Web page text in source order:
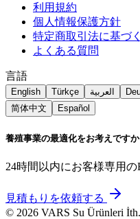
利用規約
個人情報保護方針
特定商取引法に基づ
よくある質問
言語
English Türkçe العربية
简体中文
Español
養殖事業の最適化をお考えですか
24時間以内にお客様専用
見積もりを依頼する
© 2026 VARS Su Ürünleri